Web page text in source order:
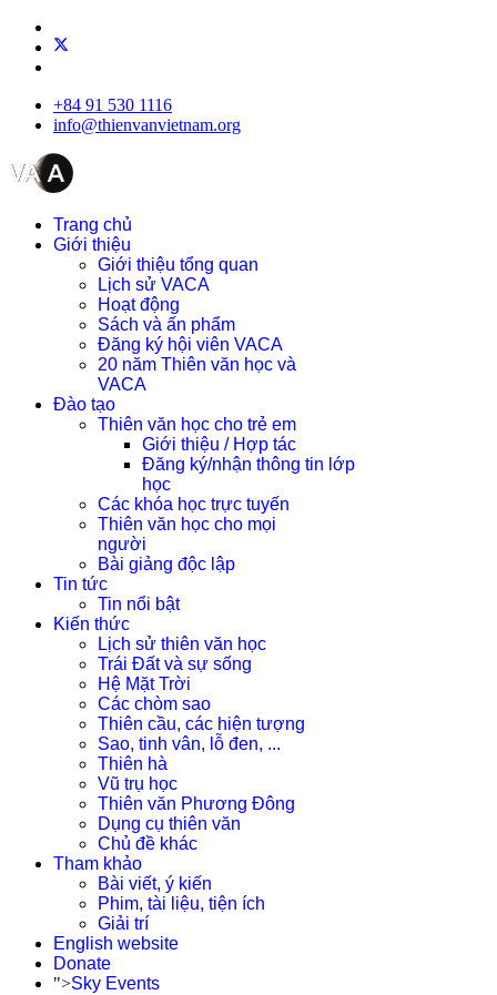
+84 91 530 1116
info@thienvanvietnam.org
Trang chủ
Giới thiệu
Giới thiệu tổng quan
Lịch sử VACA
Hoạt động
Sách và ấn phẩm
Đăng ký hội viên VACA
20 năm Thiên văn học và
VACA
Đào tạo
Thiên văn học cho trẻ em
Giới thiệu / Hợp tác
Đăng ký/nhận thông tin lớp
học
Các khóa học trực tuyến
Thiên văn học cho mọi
người
Bài giảng độc lập
Tin tức
Tin nổi bật
Kiến thức
Lịch sử thiên văn học
Trái Đất và sự sống
Hệ Mặt Trời
Các chòm sao
Thiên cầu, các hiện tượng
Sao, tinh vân, lỗ đen, ...
Thiên hà
Vũ trụ học
Thiên văn Phương Đông
Dụng cụ thiên văn
Chủ đề khác
Tham khảo
Bài viết, ý kiến
Phim, tài liệu, tiện ích
Giải trí
English website
Donate
">Sky Events